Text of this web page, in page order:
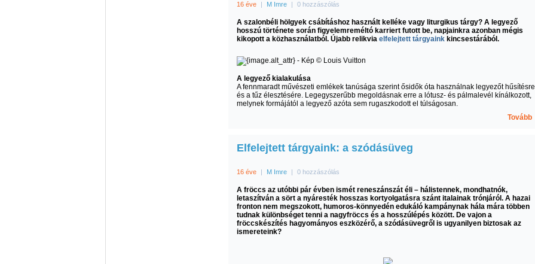
16 éve | M Imre | 0 hozzászólás
A szalonbéli hölgyek csábításhoz használt kelléke vagy liturgikus tárgy? A legyező
hosszú története során figyelemreméltó karriert futott be, napjainkra azonban mégis
kikopott a közhasználatból. Újabb relikvia elfelejtett tárgyaink kincsestárából.
A legyező kialakulása
A fennmaradt művészeti emlékek tanúsága szerint ősidők óta használnak legyezőt hűsítésre
és a tűz élesztésére. Legegyszerűbb megoldásnak erre a lótusz- és pálmalevél kínálkozott,
melynek formájától a legyező azóta sem rugaszkodott el túlságosan.
Tovább
Elfelejtett tárgyaink: a szódásüveg
16 éve | M Imre | 0 hozzászólás
A fröccs az utóbbi pár évben ismét reneszánszát éli – hálistennek, mondhatnók,
letaszítván a sört a nyáresték hosszas kortyolgatásra szánt italainak trónjáról. A hazai
fronton nem megszokott, humoros-könnyedén edukáló kampánynak hála mára többen
tudnak különbséget tenni a nagyfröccs és a hosszúlépés között. De vajon a
fröccskészítés hagyományos eszközérő, a szódásüvegről is ugyanilyen biztosak az
ismereteink?